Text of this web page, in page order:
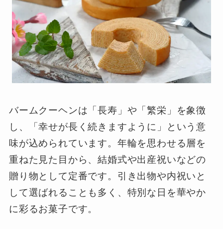
バームクーヘンは「長寿」や「繁栄」を象徴
し、「幸せが長く続きますように」という意
味が込められています。年輪を思わせる層を
重ねた見た目から、結婚式や出産祝いなどの
贈り物として定番です。引き出物や内祝いと
して選ばれることも多く、特別な日を華やか
に彩るお菓子です。